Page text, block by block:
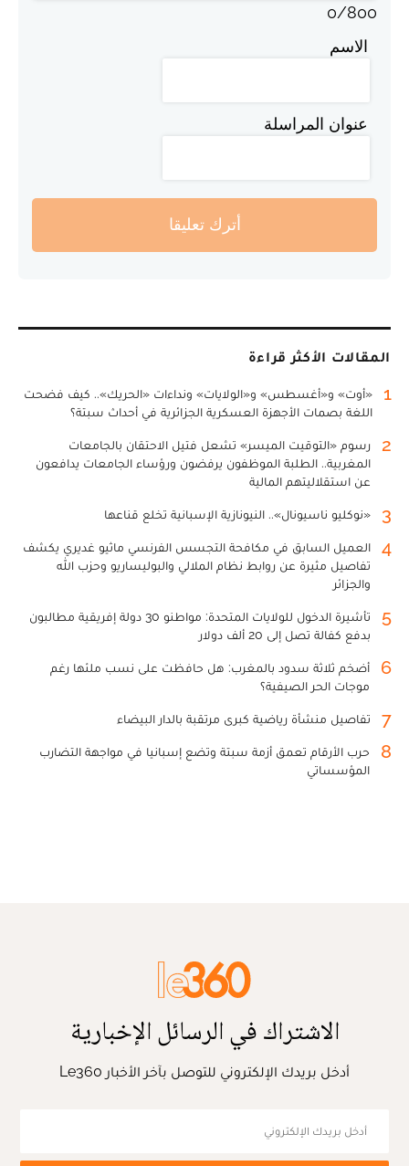
0/800
الاسم
عنوان المراسلة
أترك تعليقا
المقالات الأكثر قراءة
1
«أوت» و«أغسطس» و«الولايات» ونداءات «الحريك».. كيف فضحت
اللغة بصمات الأجهزة العسكرية الجزائرية في أحداث سبتة؟
2
رسوم «التوقيت الميسر» تشعل فتيل الاحتقان بالجامعات
المغربية.. الطلبة الموظفون يرفضون ورؤساء الجامعات يدافعون
عن استقلاليتهم المالية
3 «نوكليو ناسيونال».. النيونازية الإسبانية تخلع قناعها
4
العميل السابق في مكافحة التجسس الفرنسي ماثيو غديري يكشف
تفاصيل مثيرة عن روابط نظام الملالي والبوليساريو وحزب الله
والجزائر
5
تأشيرة الدخول للولايات المتحدة: مواطنو 30 دولة إفريقية مطالبون
بدفع كفالة تصل إلى 20 ألف دولار
6
أضخم ثلاثة سدود بالمغرب: هل حافظت على نسب ملئها رغم
موجات الحر الصيفية؟
7 تفاصيل منشأة رياضية كبرى مرتقبة بالدار البيضاء
8
حرب الأرقام تعمق أزمة سبتة وتضع إسبانيا في مواجهة التضارب
المؤسساتي
الاشتراك في الرسائل الإخبارية
أدخل بريدك الإلكتروني للتوصل بآخر الأخبار Le360